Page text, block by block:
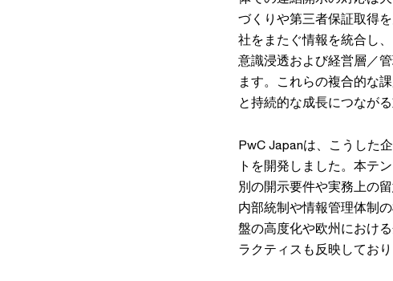
づくりや第三者保証取得
社をまたぐ情報を統合し
意識浸透および経営層／
ます。これらの複合的な
と持続的な成長につなが
PwC Japanは、こうした
トを開発しました。本テ
別の開示要件や実務上の
内部統制や情報管理体制
盤の高度化や欧州におけ
ラクティスも反映してお